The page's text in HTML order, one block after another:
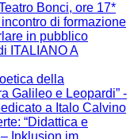
Bonci, ore 17*
di formazione
in pubblico
ITALIANO A
della
Galileo e Leopardi” -
a Italo Calvino
“Didattica e